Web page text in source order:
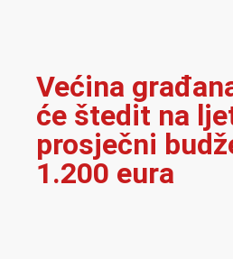
Većina
će štedit na
prosječni
1.200 eura